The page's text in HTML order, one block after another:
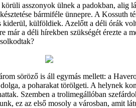
asszonyok ülnek a padokban,
bármiféle ünnepre. A
külföldiek. Azelőtt a déli órák
a déli hírekben szükségét érezte
söröző is áll egymás mellett: a
a poharakat törölgeti. A helynek
Szemben a trolimegállóban
ez az első mosoly a városban, amit